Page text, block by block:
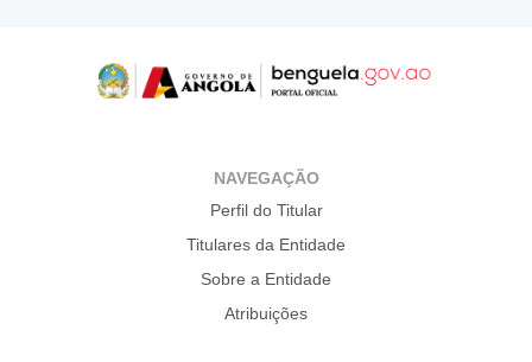
NAVEGAÇÃO
Perfil do Titular
Titulares da Entidade
Sobre a Entidade
Atribuições